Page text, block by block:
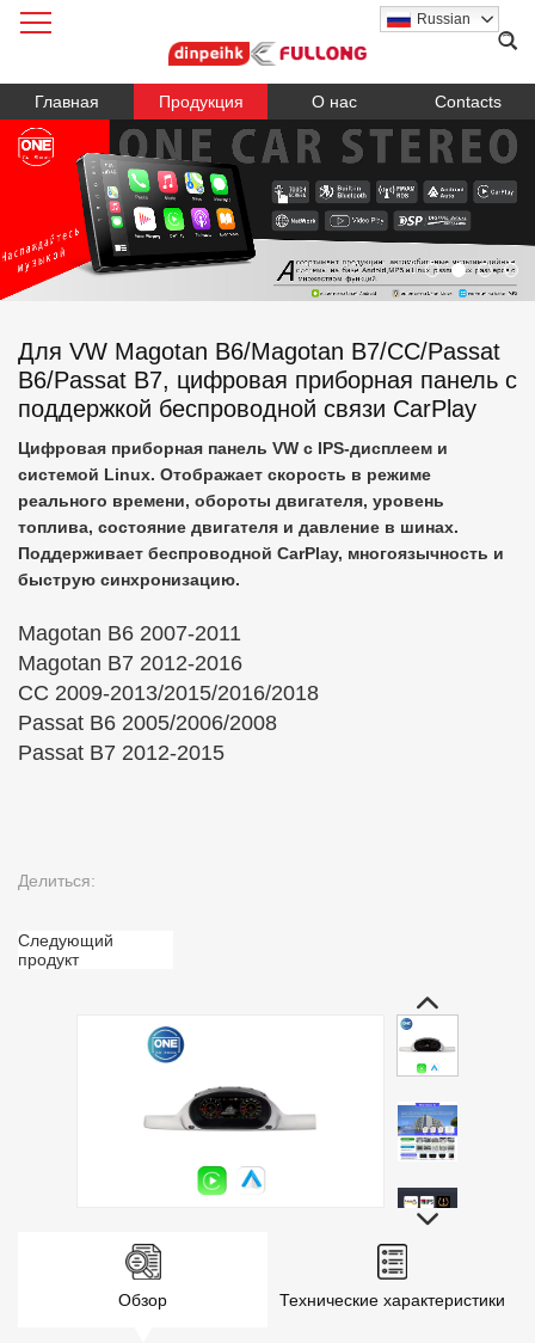
Russian
Главная Продукция О нас Contacts
Для VW Magotan B6/Magotan B7/CC/Passat
B6/Passat B7, цифровая приборная панель с
поддержкой беспроводной связи CarPlay
Цифровая приборная панель VW с IPS-дисплеем и
системой Linux. Отображает скорость в режиме
реального времени, обороты двигателя, уровень
топлива, состояние двигателя и давление в шинах.
Поддерживает беспроводной CarPlay, многоязычность и
быструю синхронизацию.
Magotan B6 2007-2011
Magotan B7 2012-2016
CC 2009-2013/2015/2016/2018
Passat B6 2005/2006/2008
Passat B7 2012-2015
Делиться:
Следующий
продукт
Обзор Технические характеристики